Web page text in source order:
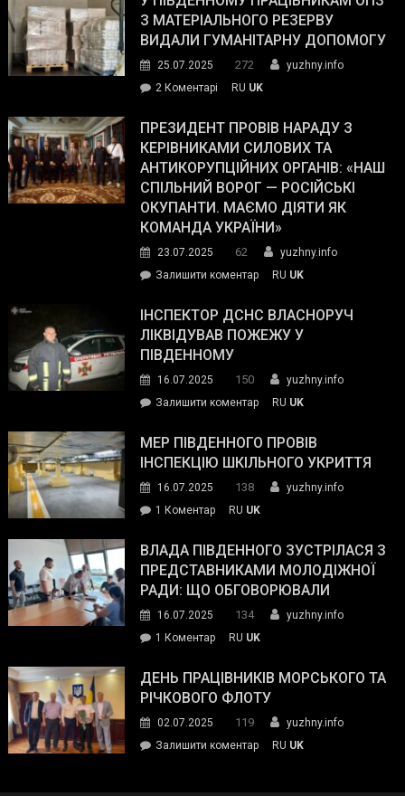
симпатії
виборців
The
Street
Journal.
З МАТЕРІАЛЬНОГО РЕЗЕРВУ
ВИДАЛИ ГУМАНІТАРНУ ДОПОМОГУ
25.07.2025 272
yuzhny.info
2 Коментарі
Південному
працівникам
ОПЗ
з
матеріального
резерву
гуманітарну
допомогу
RU UK
ПРЕЗИДЕНТ ПРОВІВ НАРАДУ З
КЕРІВНИКАМИ СИЛОВИХ ТА
АНТИКОРУПЦІЙНИХ ОРГАНІВ: «НАШ
СПІЛЬНИЙ ВОРОГ — РОСІЙСЬКІ
ОКУПАНТИ. МАЄМО ДІЯТИ ЯК
КОМАНДА УКРАЇНИ»
23.07.2025 62
yuzhny.info
Залишити коментарon
провів
нараду
силових
та
органів:
«Наш
спільний
окупанти.
Маємо
діяти
команда
RU UK
ІНСПЕКТОР ДСНС ВЛАСНОРУЧ
ЛІКВІДУВАВ ПОЖЕЖУ У
ПІВДЕННОМУ
16.07.2025 150
yuzhny.info
Залишити коментарon
ДСНС
власноруч
пожежу
у
RU UK
МЕР ПІВДЕННОГО ПРОВІВ
ІНСПЕКЦІЮ ШКІЛЬНОГО УКРИТТЯ
16.07.2025 138
yuzhny.info
1 Коментардо
Південного
провів
інспекцію
укриття
RU UK
ВЛАДА ПІВДЕННОГО ЗУСТРІЛАСЯ З
ПРЕДСТАВНИКАМИ МОЛОДІЖНОЇ
РАДИ: ЩО ОБГОВОРЮВАЛИ
16.07.2025 134
yuzhny.info
1 Коментардо
Південного
зустрілася
представниками
молодіжної
RU UK
ДЕНЬ ПРАЦІВНИКІВ МОРСЬКОГО ТА
РІЧКОВОГО ФЛОТУ
02.07.2025 119
yuzhny.info
Залишити коментарon
RU UK